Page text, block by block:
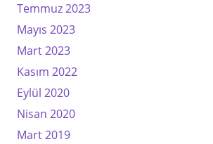
Temmuz 2023
Mayıs 2023
Mart 2023
Kasım 2022
Eylül 2020
Nisan 2020
Mart 2019